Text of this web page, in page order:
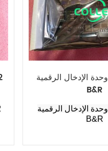
وحدة الإدخال الرقمية X20DI6371
B&R
وحدة الإدخال الرقمية X20DI6371
B&R